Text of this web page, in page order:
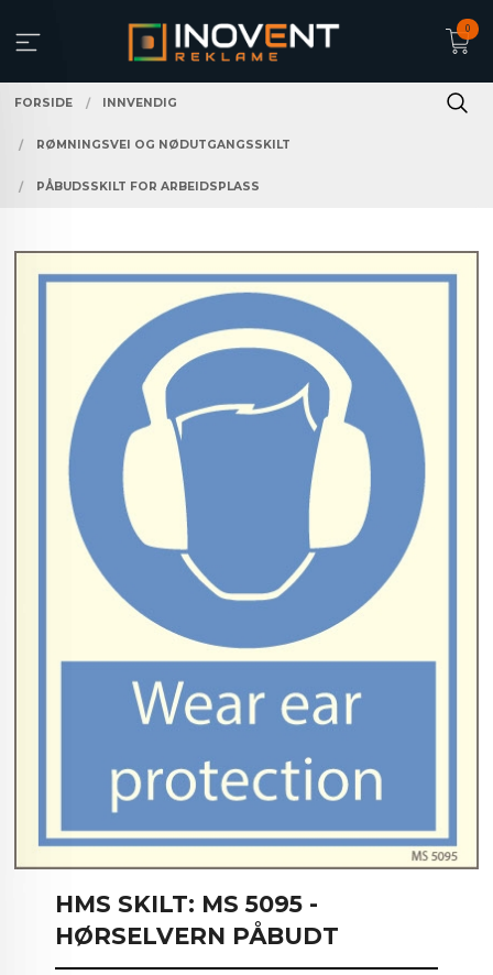
innholdet
0
FORSIDE INNVENDIG
RØMNINGSVEI OG NØDUTGANGSSKILT
PÅBUDSSKILT FOR ARBEIDSPLASS
HMS SKILT: MS 5095 -
HØRSELVERN PÅBUDT